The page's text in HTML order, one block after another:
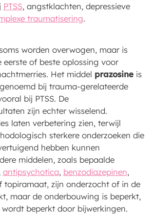
PTSS, angstklachten, depressieve
traumatisering.
worden overwogen, maar is
eerste of beste oplossing voor
Het middel prazosineis
bij trauma-gerelateerde
bij PTSS. De
zijn echter wisselend.
laten verbetering zien, terwijl
sterkere onderzoeken die
hebben kunnen
middelen, zoals bepaalde
antipsychotica, benzodiazepinen,
topiramaat, zijn onderzocht of in de
maar de onderbouwing is beperkt,
beperkt door bijwerkingen.